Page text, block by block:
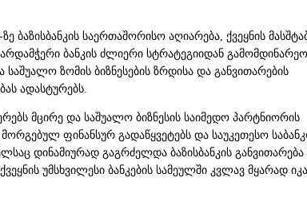
ზე ბაზისბანკის საერთაშორისო აღიარება, ქვეყნის
ბანკის ძლიერი სტრატეგიიდან
ზომის ბიზნესების ზრდისა და განვითარების
ადასტურებს.
მცირე და საშუალო ბიზნესის საიმედო პარტნიორის
ფინანსურ გადაწყვეტებს და საუკეთესო
დინამიურად გაგრძელდა ბაზისბანკის
უმსხვილესი ბანკების სამეულში კვლავ მყარად